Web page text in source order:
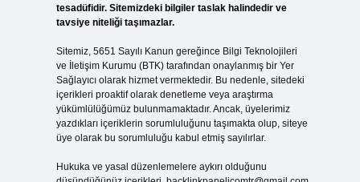
tesadüfidir. Sitemizdeki bilgiler taslak halindedir ve
tavsiye niteliği taşımazlar.
Sitemiz, 5651 Sayılı Kanun gereğince Bilgi Teknolojileri
ve İletişim Kurumu (BTK) tarafından onaylanmış bir Yer
Sağlayıcı olarak hizmet vermektedir. Bu nedenle, sitedeki
içerikleri proaktif olarak denetleme veya araştırma
yükümlülüğümüz bulunmamaktadır. Ancak, üyelerimiz
yazdıkları içeriklerin sorumluluğunu taşımakta olup, siteye
üye olarak bu sorumluluğu kabul etmiş sayılırlar.
Hukuka ve yasal düzenlemelere aykırı olduğunu